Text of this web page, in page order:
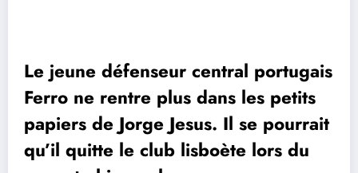
Le jeune défenseur central portugais
Ferro ne rentre plus dans les petits
papiers de Jorge Jesus. Il se pourrait
qu’il quitte le club lisboète lors du